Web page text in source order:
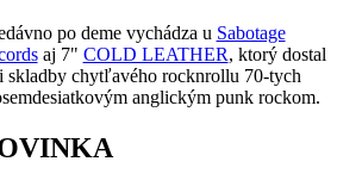
po deme vychádza u Sabotage
aj 7" COLD LEATHER, ktorý dostal
skladby chytľavého rocknrollu 70-tych
anglickým punk rockom.